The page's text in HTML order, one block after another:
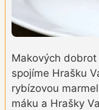
Makových
spojíme Hrašku
rybízovou
máku a Hrašky